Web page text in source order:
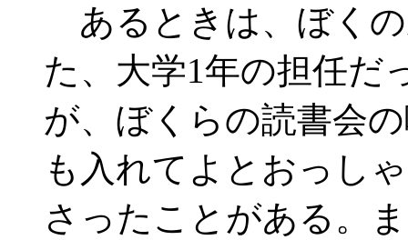
あるときは、ぼく
た、大学1年の担任だ
が、ぼくらの読書会
も入れてよとおっし
さったことがある。